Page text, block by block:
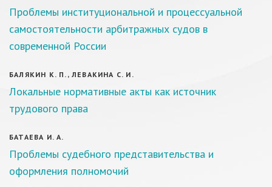
Проблемы институциональной и процессуальной
самостоятельности арбитражных судов в
современной России
БАЛЯКИН К. П., ЛЕВАКИНА С. И.
Локальные нормативные акты как источник
трудового права
БАТАЕВА И. А.
Проблемы судебного представительства и
оформления полномочий